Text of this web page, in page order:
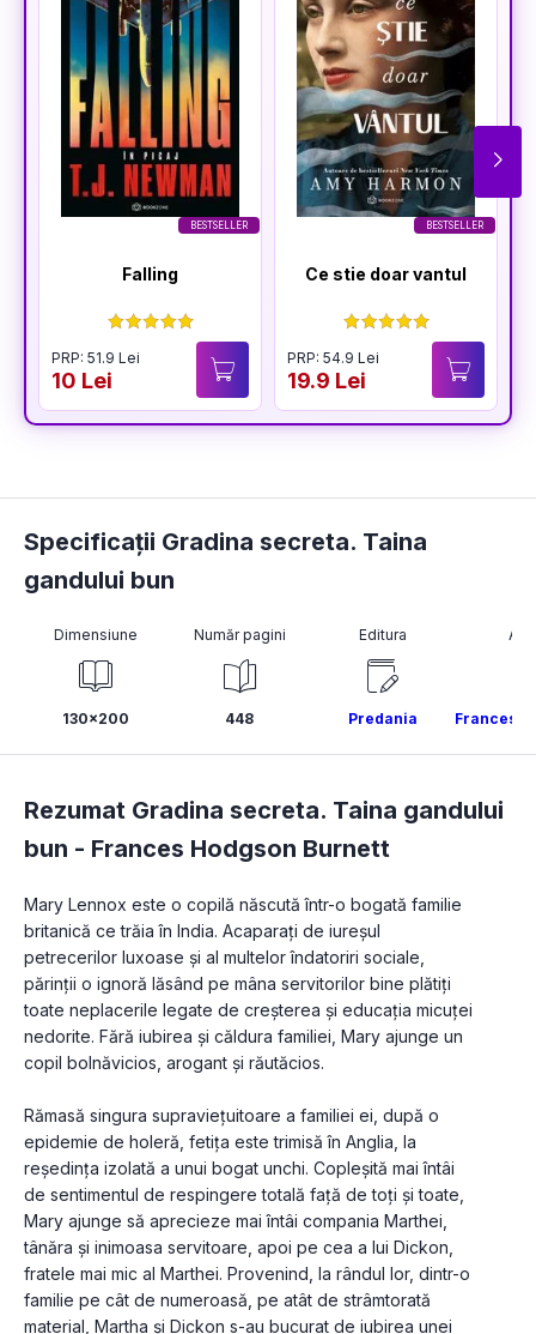
BESTSELLER
Falling
PRP: 51.9 Lei
10 Lei
BESTSELLER
Ce stie doar vantul
PRP: 54.9 Lei
19.9 Lei
Specificații Gradina secreta. Taina
gandului bun
Dimensiune
130x200
Număr pagini
448
Editura
Predania Frances
Rezumat Gradina secreta. Taina gandului
bun - Frances Hodgson Burnett
Mary Lennox este o copilă născută într-o bogată familie
britanică ce trăia în India. Acaparați de iureșul
petrecerilor luxoase și al multelor îndatoriri sociale,
părinții o ignoră lăsând pe mâna servitorilor bine plătiți
toate neplacerile legate de creșterea şi educaţia micuței
nedorite. Fără iubirea și căldura familiei, Mary ajunge un
copil bolnăvicios, arogant și răutăcios.
Rămasă singura supraviețuitoare a familiei ei, după o
epidemie de holeră, fetița este trimisă în Anglia, la
reședința izolată a unui bogat unchi. Copleşită mai întâi
de sentimentul de respingere totală față de toți și toate,
Mary ajunge să aprecieze mai întâi compania Marthei,
tânăra și inimoasa servitoare, apoi pe cea a lui Dickon,
fratele mai mic al Marthei. Provenind, la rândul lor, dintr-o
familie pe cât de numeroasă, pe atât de strâmtorată
material, Martha și Dickon s-au bucurat de iubirea unei